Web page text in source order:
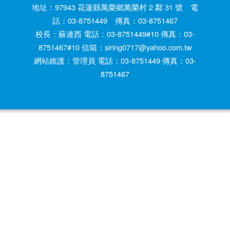
地址：97943 花蓮縣萬榮鄉萬榮村 2 鄰 31 號 電
話：03-8751449 傳真：03-8751467
校長：蘇連西 電話：03-8751449#10 傳真：03-
8751467#10 信箱：siring0717@yahoo.com.tw
網站維護：管理員 電話：03-8751449 傳真：03-
8751467